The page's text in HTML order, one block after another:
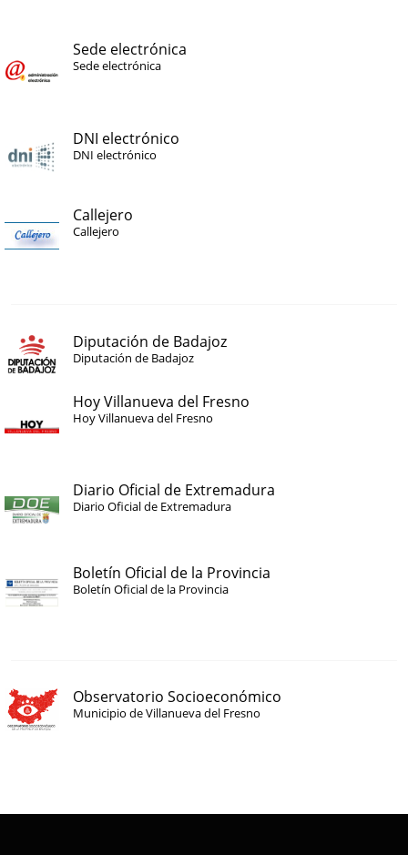
Sede electrónica
Sede electrónica
DNI electrónico
DNI electrónico
Callejero
Callejero
Diputación de Badajoz
Diputación de Badajoz
Hoy Villanueva del Fresno
Hoy Villanueva del Fresno
Diario Oficial de Extremadura
Diario Oficial de Extremadura
Boletín Oficial de la Provincia
Boletín Oficial de la Provincia
Observatorio Socioeconómico
Municipio de Villanueva del Fresno